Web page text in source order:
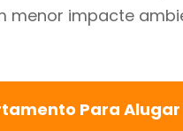
menor impacte
Para Alugar